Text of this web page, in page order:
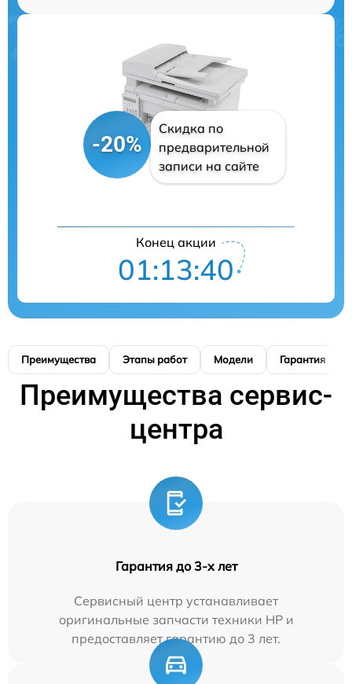
-20%
Скидка по
предварительной
записи на сайте
Конец акции
01:13:39
Преимущества Этапы работ Модели Гарантия
Преимущества сервис-
центра
Гарантия до 3-х лет
Сервисный центр устанавливает
оригинальные запчасти техники HP и
предоставляет гарантию до 3 лет.